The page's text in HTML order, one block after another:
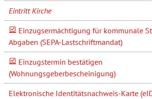
Eintritt Kirche
Einzugsermächtigung für kommunale
Abgaben (SEPA-Lastschriftmandat)
Einzugstermin bestätigen
(Wohnungsgeberbescheinigung)
Elektronische Identitätsnachweis-Karte